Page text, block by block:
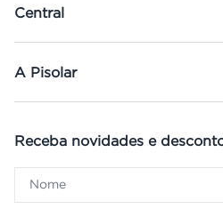
Central
A Pisolar
Receba novidades e